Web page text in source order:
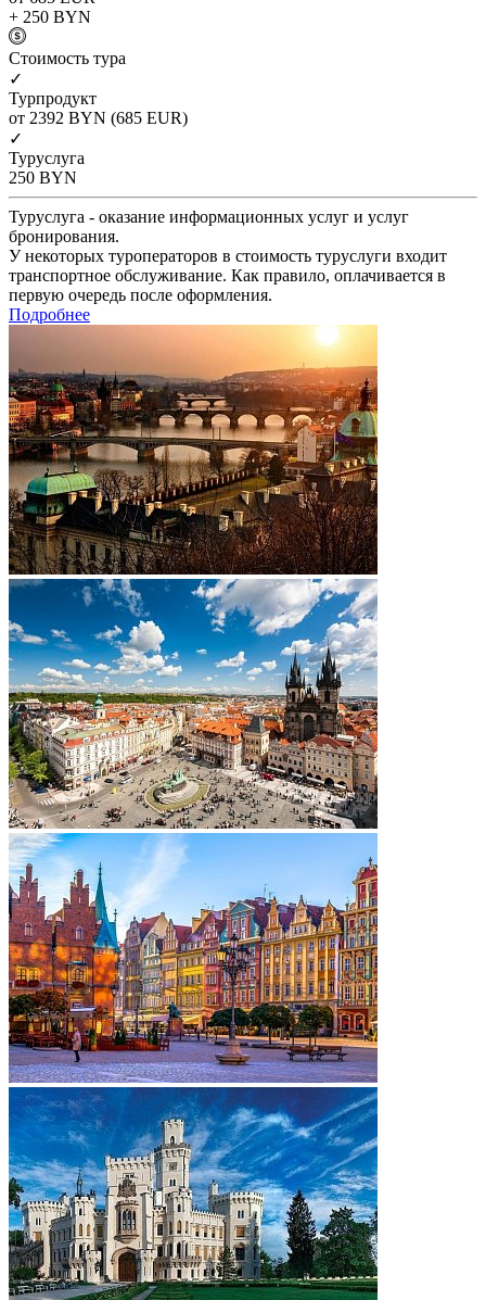
+ 250 BYN
Cтоимость тура
✓
Турпродукт
от 2392 BYN (685 EUR)
✓
Туруслуга
250 BYN
Туруслуга - оказание информационных услуг и услуг
бронирования.
У некоторых туроператоров в стоимость туруслуги входит
транспортное обслуживание. Как правило, оплачивается в
первую очередь после оформления.
Подробнее